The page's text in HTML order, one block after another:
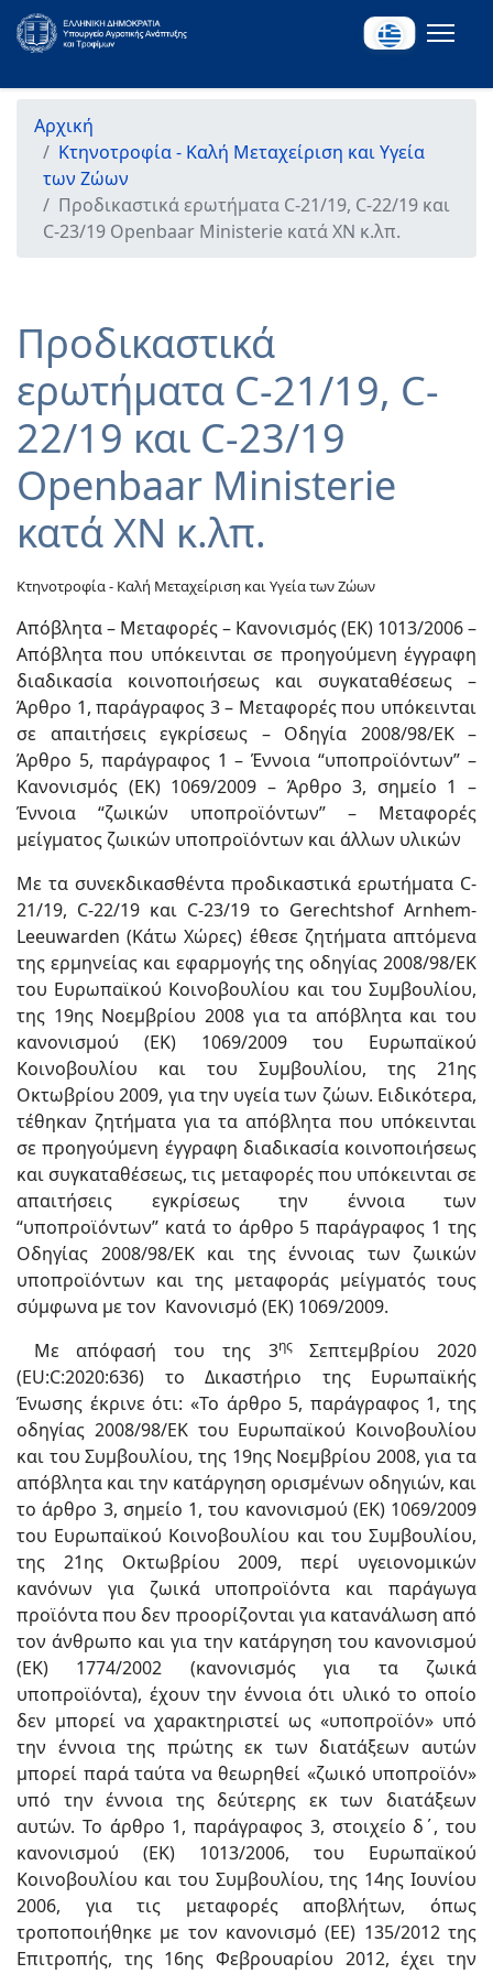
Αρχική
Κτηνοτροφία - Καλή Μεταχείριση και Υγεία
των Ζώων
Προδικαστικά ερωτήματα C-21/19, C-22/19 και
C-23/19 Openbaar Ministerie κατά XN κ.λπ.
Προδικαστικά
ερωτήματα C-21/19, C-
22/19 και C-23/19
Openbaar Ministerie
κατά XN κ.λπ.
Κτηνοτροφία - Καλή Μεταχείριση και Υγεία των Ζώων
Απόβλητα – Μεταφορές – Κανονισμός (ΕΚ) 1013/2006 –
Απόβλητα που υπόκεινται σε προηγούμενη έγγραφη
διαδικασία κοινοποιήσεως και συγκαταθέσεως –
Άρθρο 1, παράγραφος 3 – Μεταφορές που υπόκεινται
σε απαιτήσεις εγκρίσεως – Οδηγία 2008/98/ΕΚ –
Άρθρο 5, παράγραφος 1 – Έννοια “υποπροϊόντων” –
Κανονισμός (ΕΚ) 1069/2009 – Άρθρο 3, σημείο 1 –
Έννοια “ζωικών υποπροϊόντων” – Μεταφορές
μείγματος ζωικών υποπροϊόντων και άλλων υλικών
Με τα συνεκδικασθέντα προδικαστικά ερωτήματα C-
21/19, C-22/19 και C-23/19 το Gerechtshof Arnhem-
Leeuwarden (Κάτω Χώρες) έθεσε ζητήματα απτόμενα
της ερμηνείας και εφαρμογής της οδηγίας 2008/98/ΕΚ
του Ευρωπαϊκού Κοινοβουλίου και του Συμβουλίου,
της 19ης Νοεμβρίου 2008 για τα απόβλητα και του
κανονισμού (ΕΚ) 1069/2009 του Ευρωπαϊκού
Κοινοβουλίου και του Συμβουλίου, της 21ης
Οκτωβρίου 2009, για την υγεία των ζώων. Ειδικότερα,
τέθηκαν ζητήματα για τα απόβλητα που υπόκεινται
σε προηγούμενη έγγραφη διαδικασία κοινοποιήσεως
και συγκαταθέσεως, τις μεταφορές που υπόκεινται σε
απαιτήσεις εγκρίσεως την έννοια των
“υποπροϊόντων” κατά το άρθρο 5 παράγραφος 1 της
Οδηγίας 2008/98/ΕΚ και της έννοιας των ζωικών
υποπροϊόντων και της μεταφοράς μείγματός τους
σύμφωνα με τον Κανονισμό (ΕΚ) 1069/2009.
Με απόφασή του της 3ηςΣεπτεμβρίου 2020
(EU:C:2020:636) το Δικαστήριο της Ευρωπαϊκής
Ένωσης έκρινε ότι: «Το άρθρο 5, παράγραφος 1, της
οδηγίας 2008/98/ΕΚ του Ευρωπαϊκού Κοινοβουλίου
και του Συμβουλίου, της 19ης Νοεμβρίου 2008, για τα
απόβλητα και την κατάργηση ορισμένων οδηγιών, και
το άρθρο 3, σημείο 1, του κανονισμού (ΕΚ) 1069/2009
του Ευρωπαϊκού Κοινοβουλίου και του Συμβουλίου,
της 21ης Οκτωβρίου 2009, περί υγειονομικών
κανόνων για ζωικά υποπροϊόντα και παράγωγα
προϊόντα που δεν προορίζονται για κατανάλωση από
τον άνθρωπο και για την κατάργηση του κανονισμού
(ΕΚ) 1774/2002 (κανονισμός για τα ζωικά
υποπροϊόντα), έχουν την έννοια ότι υλικό το οποίο
δεν μπορεί να χαρακτηριστεί ως «υποπροϊόν» υπό
την έννοια της πρώτης εκ των διατάξεων αυτών
μπορεί παρά ταύτα να θεωρηθεί «ζωικό υποπροϊόν»
υπό την έννοια της δεύτερης εκ των διατάξεων
αυτών. Το άρθρο 1, παράγραφος 3, στοιχείο δ΄, του
κανονισμού (ΕΚ) 1013/2006, του Ευρωπαϊκού
Κοινοβουλίου και του Συμβουλίου, της 14ης Ιουνίου
2006, για τις μεταφορές αποβλήτων, όπως
τροποποιήθηκε με τον κανονισμό (ΕΕ) 135/2012 της
Επιτροπής, της 16ης Φεβρουαρίου 2012, έχει την